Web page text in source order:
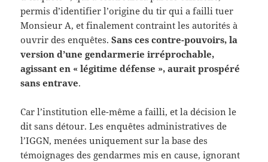
permis d’identifier l’origine du tir qui a failli tuer
Monsieur A, et finalement contraint les autorités à
ouvrir des enquêtes.Sans ces contre-pouvoirs, la
version d’une gendarmerie irréprochable,
agissant en « légitime défense », aurait prospéré
sans entrave.
Car l’institution elle-même a failli, et la décision le
dit sans détour. Les enquêtes administratives de
l’IGGN, menées uniquement sur la base des
témoignages des gendarmes mis en cause, ignorant